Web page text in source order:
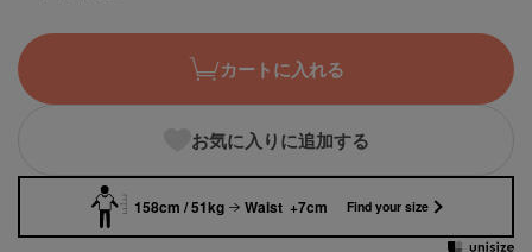
Barbour
バブアー
Beyond Closet
Calvin Klein
カルバン・クライン
カートに入れる
お気に入りに追加する
158cm / 51kg Waist +7cm Find your size